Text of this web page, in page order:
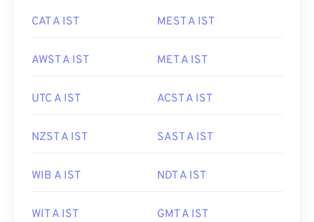
CAT A IST MEST A IST
AWST A IST MET A IST
UTC A IST ACST A IST
NZST A IST SAST A IST
WIB A IST NDT A IST
WIT A IST GMT A IST